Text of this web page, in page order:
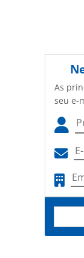
As
seu e-